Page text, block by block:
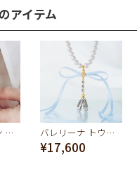
アイテム
ブラックスワン クリームケーキ ネックレス バレリーナ トウシューズネックレス(白鳥)
¥17,600